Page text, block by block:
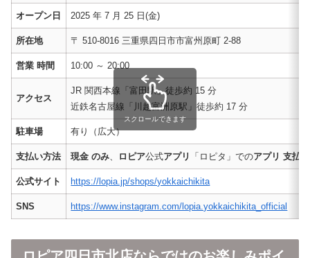
オープン日 2025 年 7 月 25 日(金)
所在地 〒 510-8016 三重県四日市市富州原町 2-88
営業 時間 10:00 ～ 20:00
アクセス
JR 関西本線「富田駅」徒歩約 15 分
近鉄名古屋線「川越富洲原駅」徒歩約 17 分
駐車場 有り（広大）
支払い方法 現金 のみ ロピア公式アプリ 「ロピタ」でのアプリ 支払い
公式サイト https://lopia.jp/shops/yokkaichikita
SNS https://www.instagram.com/lopia.yokkaichikita_official
スクロールできます